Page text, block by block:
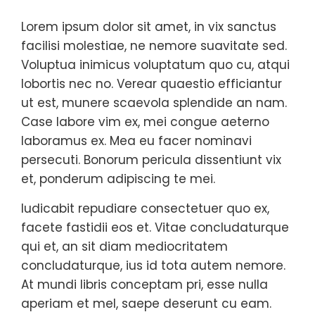
Lorem ipsum dolor sit amet, in vix sanctus
facilisi molestiae, ne nemore suavitate sed.
Voluptua inimicus voluptatum quo cu, atqui
lobortis nec no. Verear quaestio efficiantur
ut est, munere scaevola splendide an nam.
Case labore vim ex, mei congue aeterno
laboramus ex. Mea eu facer nominavi
persecuti. Bonorum pericula dissentiunt vix
et, ponderum adipiscing te mei.
Iudicabit repudiare consectetuer quo ex,
facete fastidii eos et. Vitae concludaturque
qui et, an sit diam mediocritatem
concludaturque, ius id tota autem nemore.
At mundi libris conceptam pri, esse nulla
aperiam et mel, saepe deserunt cu eam.